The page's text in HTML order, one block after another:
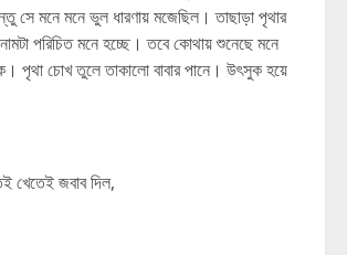
সে মনে মনে ভুল ধারণায় মজেছিল। তাছাড়া পৃথার
পরিচিত মনে হচ্ছে। তবে কোথায় শুনেছে মনে
পৃথা চোখ তুলে তাকালো বাবার পানে। উৎসুক হয়ে
খেতেই জবাব দিল,